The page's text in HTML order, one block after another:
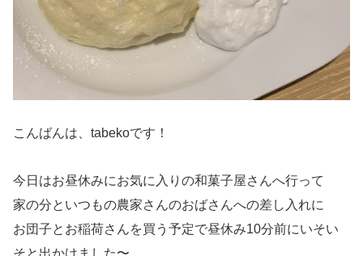
こんばんは、tabekoです！
今日はお昼休みにお気に入りの和菓子屋さんへ行って
家の分といつもの農家さんのおばさんへの差し入れに
お団子とお稲荷さんを買う予定で昼休み10分前にいそい
そと出かけました〜